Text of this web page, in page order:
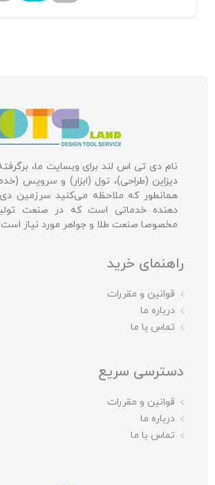
نام دی تی اس لند برای وبسایت ما،
دیزاین (طراحی)، تول (ابزار) و سرویس
همانطور که ملاحظه می‌کنید سرزمین
دهنده خدماتی است که در صنعت
مخصوصا صنعت طلا و جواهر مورد نیاز است.
راهنمای خرید
قوانین و مقررات
درباره ما
تماس با ما
دسترسی سریع
قوانین و مقررات
درباره ما
تماس با ما